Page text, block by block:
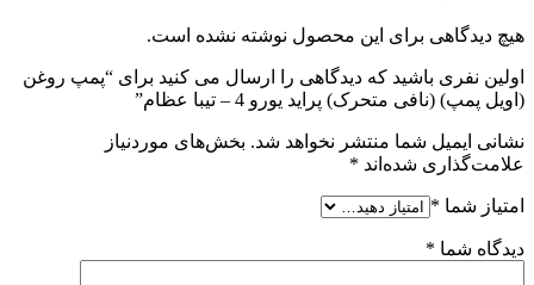
هیچ دیدگاهی برای این محصول نوشته نشده است.
اولین نفری باشید که دیدگاهی را ارسال می کنید برای “پمپ روغن
(اویل پمپ) (نافی متحرک) پراید یورو 4 – تیبا عظام”
نشانی ایمیل شما منتشر نخواهد شد. بخش‌های موردنیاز
علامت‌گذاری شده‌اند *
امتیاز شما *
دیدگاه شما *